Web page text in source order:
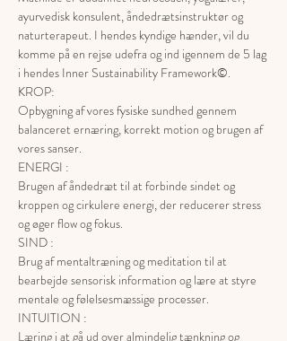
ayurvedisk konsulent, åndedrætsinstruktør og
naturterapeut. I hendes kyndige hænder, vil du
komme på en rejse udefra og ind igennem de 5 lag
i hendes Inner Sustainability Framework©.
KROP:
Opbygning af vores fysiske sundhed gennem
balanceret ernæring, korrekt motion og brugen af
vores sanser.
ENERGI :
Brugen af åndedræt til at forbinde sindet og
kroppen og cirkulere energi, der reducerer stress
og øger flow og fokus.
SIND :
Brug af mentaltræning og meditation til at
bearbejde sensorisk information og lære at styre
mentale og følelsesmæssige processer.
INTUITION :
Læring i at gå ud over almindelig tænkning og